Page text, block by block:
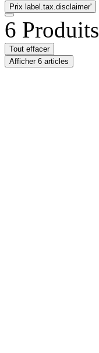
Prix label.tax.disclaimer'
6 Produits
Tout effacer
Afficher 6 articles